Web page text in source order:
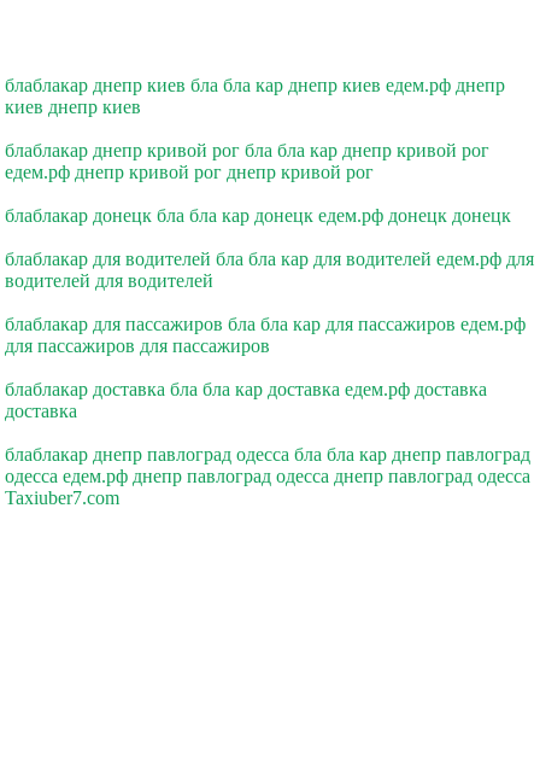
блаблакар днепр киев бла бла кар днепр киев едем.рф днепр
киев днепр киев
блаблакар днепр кривой рог бла бла кар днепр кривой рог
едем.рф днепр кривой рог днепр кривой рог
блаблакар донецк бла бла кар донецк едем.рф донецк донецк
блаблакар для водителей бла бла кар для водителей едем.рф для
водителей для водителей
блаблакар для пассажиров бла бла кар для пассажиров едем.рф
для пассажиров для пассажиров
блаблакар доставка бла бла кар доставка едем.рф доставка
доставка
блаблакар днепр павлоград одесса бла бла кар днепр павлоград
одесса едем.рф днепр павлоград одесса днепр павлоград одесса
Taxiuber7.com